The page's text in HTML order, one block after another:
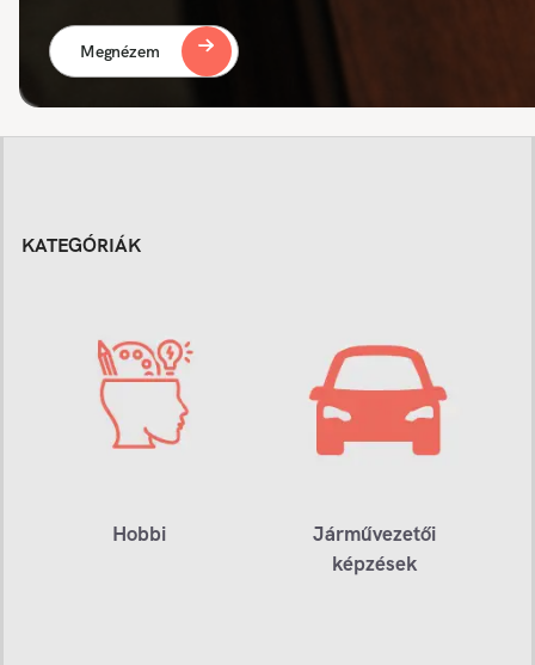
Megnézem
KATEGÓRIÁK
Hobbi
Járművezetői
képzések